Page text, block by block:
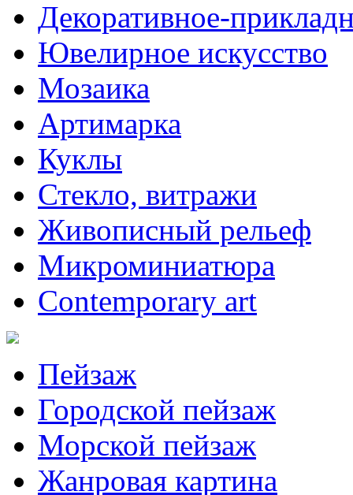
Декоративное-
Ювелирное искусство
Мозаика
Артимарка
Куклы
Стекло, витражи
Живописный рельеф
Микроминиатюра
Contemporary art
Пейзаж
Городской пейзаж
Морской пейзаж
Жанровая картина